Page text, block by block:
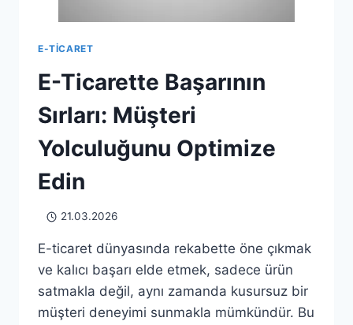
E-TICARET
E-Ticarette Başarının
Sırları: Müşteri
Yolculuğunu Optimize
Edin
21.03.2026
E-ticaret dünyasında rekabette öne çıkmak
ve kalıcı başarı elde etmek, sadece ürün
satmakla değil, aynı zamanda kusursuz bir
müşteri deneyimi sunmakla mümkündür. Bu